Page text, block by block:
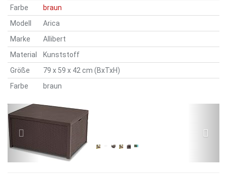
Farbe
braun
Modell
Arica
Marke
Allibert
Material
Kunststoff
Größe
79 x 59 x 42 cm (BxTxH)
Farbe
braun